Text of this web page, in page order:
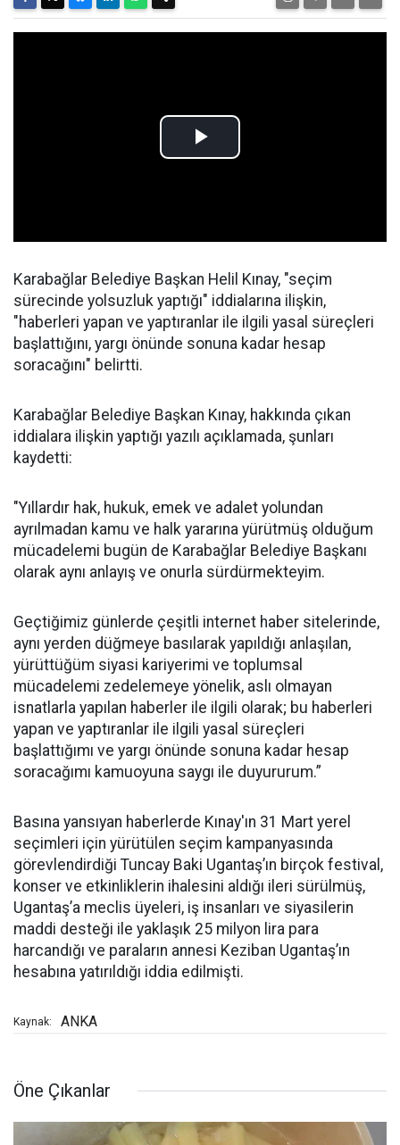
Karabağlar Belediye Başkan Helil Kınay, "seçim
sürecinde yolsuzluk yaptığı" iddialarına ilişkin,
"haberleri yapan ve yaptıranlar ile ilgili yasal süreçleri
başlattığını, yargı önünde sonuna kadar hesap
soracağını" belirtti.
Karabağlar Belediye Başkan Kınay, hakkında çıkan
iddialara ilişkin yaptığı yazılı açıklamada, şunları
kaydetti:
"Yıllardır hak, hukuk, emek ve adalet yolundan
ayrılmadan kamu ve halk yararına yürütmüş olduğum
mücadelemi bugün de Karabağlar Belediye Başkanı
olarak aynı anlayış ve onurla sürdürmekteyim.
Geçtiğimiz günlerde çeşitli internet haber sitelerinde,
aynı yerden düğmeye basılarak yapıldığı anlaşılan,
yürüttüğüm siyasi kariyerimi ve toplumsal
mücadelemi zedelemeye yönelik, aslı olmayan
isnatlarla yapılan haberler ile ilgili olarak; bu haberleri
yapan ve yaptıranlar ile ilgili yasal süreçleri
başlattığımı ve yargı önünde sonuna kadar hesap
soracağımı kamuoyuna saygı ile duyururum.”
Basına yansıyan haberlerde Kınay'ın 31 Mart yerel
seçimleri için yürütülen seçim kampanyasında
görevlendirdiği Tuncay Baki Ugantaş’ın birçok festival,
konser ve etkinliklerin ihalesini aldığı ileri sürülmüş,
Ugantaş’a meclis üyeleri, iş insanları ve siyasilerin
maddi desteği ile yaklaşık 25 milyon lira para
harcandığı ve paraların annesi Keziban Ugantaş’ın
hesabına yatırıldığı iddia edilmişti.
Kaynak: ANKA
Öne Çıkanlar